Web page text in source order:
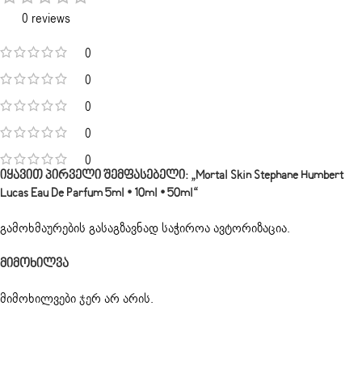
0 reviews
0
0
0
0
0
Მიმოხილვა
მიმოხილვები ჯერ არ არის.
Იყავით Პირველი Შემფასებელი: „Mortal Skin Stephane Humbert
Lucas Eau De Parfum 5ml • 10ml • 50ml“
გამოხმაურების გასაგზავნად საჭიროაავტორიზაცია.